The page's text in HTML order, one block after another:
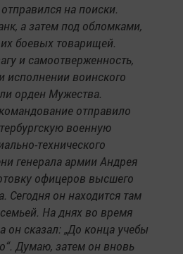
на поиски.
а затем под обломками,
боевых товарищей.
и самоотверженность,
исполнении воинского
орден Мужества.
отправило
военную
технического
генерала армии Андрея
офицеров высшего
Сегодня он находится там
На днях во время
он сказал: „До конца учебы
Думаю, затем он вновь